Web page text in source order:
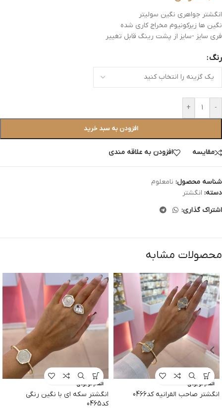
انگشتر جواهری نگین سولیتر
نگین ها زیرکونیوم مخراج کاری شده
فری سایز -سایز از پشت رینگ قابل تغییر
رنگ
-
+
افزودن به سبد خرید
مقایسه افزودن به علاقه مندی
شناسه محصول: نامعلوم
دسته: انگشتر
اشتراک گذاری:
محصولات مشابه
اتمام موجودی
انگشتر صاحب القرانیه کد0466
اتمام موجودی
انگشتر سکه ای با نگین رنگی
کد0465